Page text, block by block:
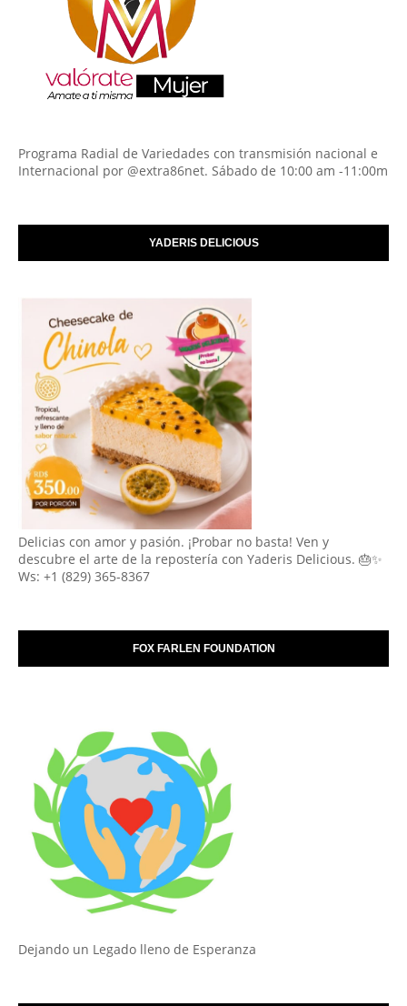
Programa Radial de Variedades con transmisión nacional e
Internacional por @extra86net. Sábado de 10:00 am -11:00m
YADERIS DELICIOUS
Delicias con amor y pasión. ¡Probar no basta! Ven y
descubre el arte de la repostería con Yaderis Delicious. 🎂✨
Ws: +1 (829) 365-8367
FOX FARLEN FOUNDATION
Dejando un Legado lleno de Esperanza